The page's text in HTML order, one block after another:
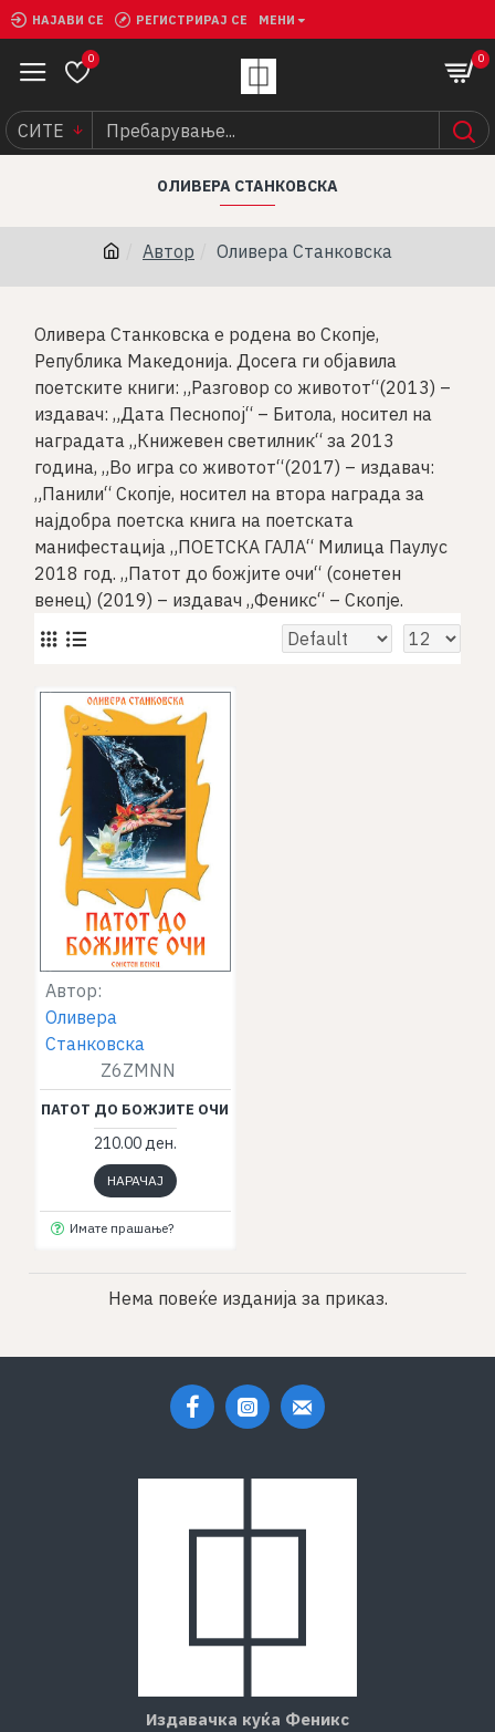
НАЈАВИ СЕ РЕГИСТРИРАЈ СЕ МЕНИ
0 0
СИТЕ
Автор Оливера Станковска
ОЛИВЕРА СТАНКОВСКА
Оливера Станковска е родена во Скопје,
Република Македонија. Досега ги објавила
поетските книги: „Разговор со животот“(2013) –
издавач: „Дата Песнопој“ – Битола, носител на
награ­дата „Книжевен светилник“ за 2013
година, „Во игра со животот“(2017) – издавач:
„Панили“ Скопје, носител на втора награда за
најдобра поетска книга на поетската
манифестација „ПОЕТСКА ГАЛА“ Милица Паулус
2018 год. „Патот до божјите очи“ (сонетен
венец) (2019) – издавач „Феникс“ – Скопје.
Автор:
Оливера
Станковска
Z6ZMNN
ПАТОТ ДО БОЖЈИТЕ ОЧИ
210.00 ден.
НАРАЧАЈ
Имате прашање?
Нема повеќе изданија за приказ.
Издавачка куќа Феникс